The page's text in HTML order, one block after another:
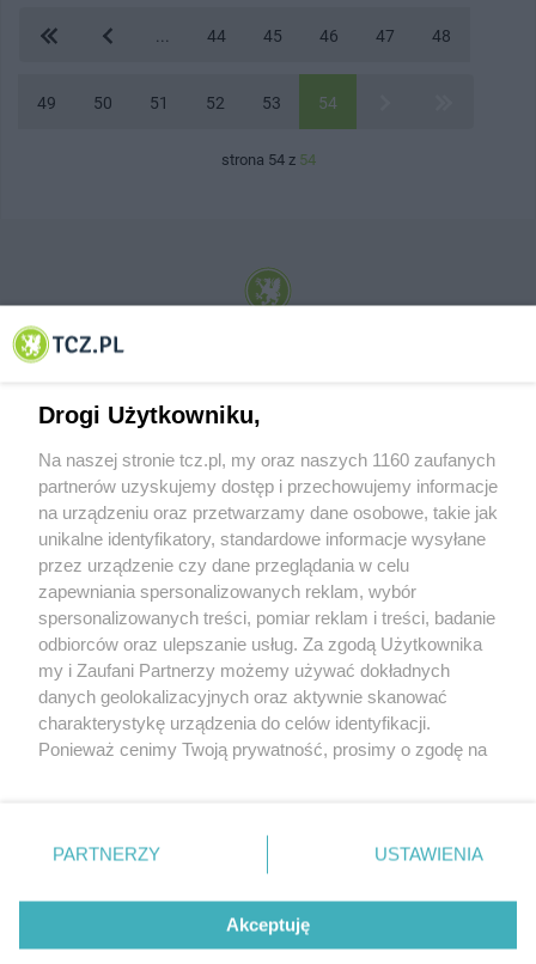
44 45 46 47 48
49 50 51 52 53 54
strona 54 z 54
© 2001-2026 Tczew - TCZ.PL Sp. z o.o. Internetowy Serwis Informacyjny Miasta
O FIRMIE POLITYKA PRYWATNOŚCI HOSTING
REKLAMA WSPÓŁPRACA RSS FACEBOOK KONTAKT
Nasze serwisy
Aktualności
Tcz24
Historia miasta
Muzyka i kultura
Archiwum wydarzeń
Zdjęcia miasta
Drogi Użytkowniku,
Na naszej stronie tcz.pl, my oraz naszych 1160 zaufanych
partnerów uzyskujemy dostęp i przechowujemy informacje
na urządzeniu oraz przetwarzamy dane osobowe, takie jak
unikalne identyfikatory, standardowe informacje wysyłane
przez urządzenie czy dane przeglądania w celu
zapewniania spersonalizowanych reklam, wybór
spersonalizowanych treści, pomiar reklam i treści, badanie
odbiorców oraz ulepszanie usług. Za zgodą Użytkownika
my i Zaufani Partnerzy możemy używać dokładnych
danych geolokalizacyjnych oraz aktywnie skanować
charakterystykę urządzenia do celów identyfikacji.
Ponieważ cenimy Twoją prywatność, prosimy o zgodę na
znajdujący się w lewym dolnym rogu strony
. Niektóre
przetwarzaniu. Preferencje będą miały zastosowania tylko
PARTNERZY USTAWIENIA
Akceptuję